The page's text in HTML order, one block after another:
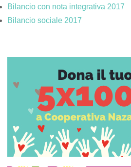
Bilancio con nota integrativa 2017
Bilancio sociale 2017